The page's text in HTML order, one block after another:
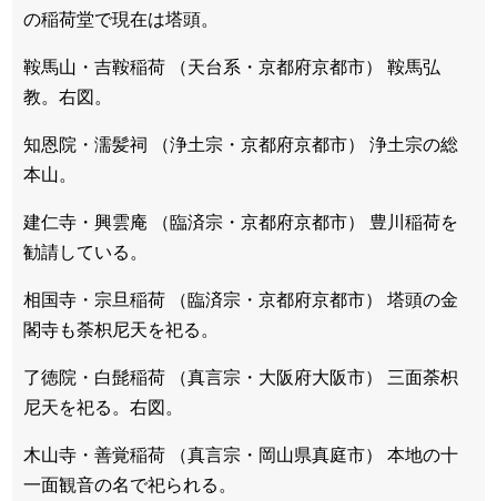
の稲荷堂で現在は塔頭。
鞍馬山・吉鞍稲荷 （天台系・京都府京都市） 鞍馬弘
教。右図。
知恩院・濡髪祠 （浄土宗・京都府京都市） 浄土宗の総
本山。
建仁寺・興雲庵 （臨済宗・京都府京都市） 豊川稲荷を
勧請している。
相国寺・宗旦稲荷 （臨済宗・京都府京都市） 塔頭の金
閣寺も荼枳尼天を祀る。
了徳院・白髭稲荷 （真言宗・大阪府大阪市） 三面荼枳
尼天を祀る。右図。
木山寺・善覚稲荷 （真言宗・岡山県真庭市） 本地の十
一面観音の名で祀られる。